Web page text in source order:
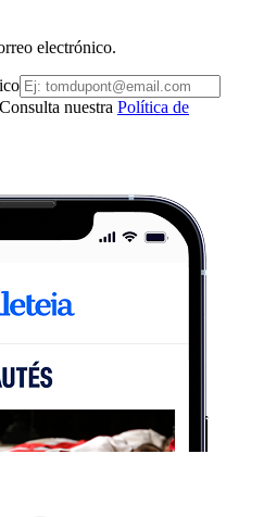
electrónico.
nuestra Política de